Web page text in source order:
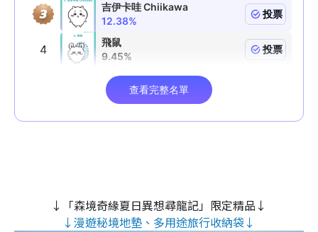
↓「森境奇緣夏日異想尋龍記」限定精品↓
↓漫遊秘境地墊、多用途旅行收納袋↓